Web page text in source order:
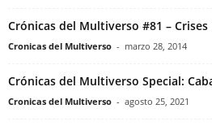
Crónicas del Multiverso #81 – Crises
Cronicas del Multiverso - marzo 28, 2014
Crónicas del Multiverso Special:
Cronicas del Multiverso - agosto 25, 2021